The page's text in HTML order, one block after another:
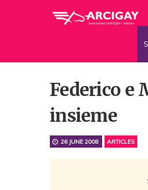
Federico e
insieme
26 JUNE 2008 ARTICLES